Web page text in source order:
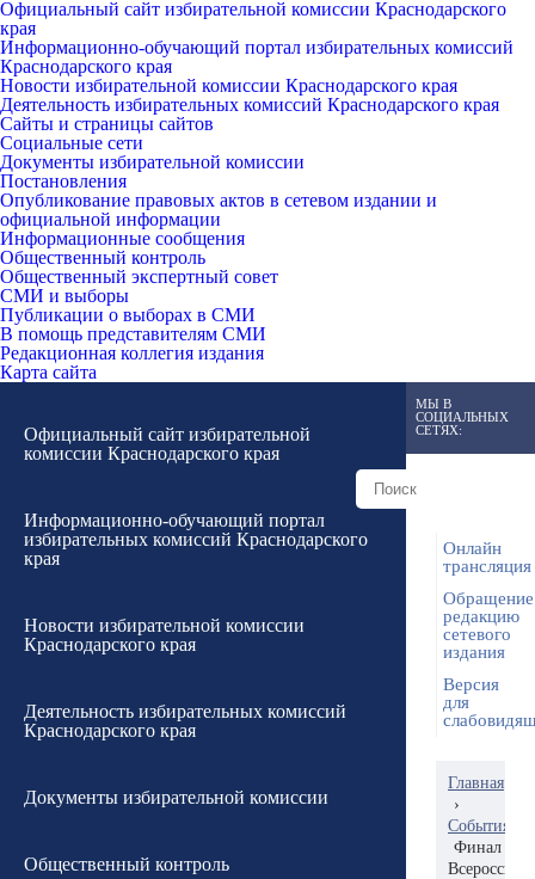
Официальный сайт избирательной комиссии Краснодарского
края
Информационно-обучающий портал избирательных комиссий
Краснодарского края
Новости избирательной комиссии Краснодарского края
Деятельность избирательных комиссий Краснодарского края
Сайты и страницы сайтов
Социальные сети
Документы избирательной комиссии
Постановления
Опубликование правовых актов в сетевом издании и
официальной информации
Информационные сообщения
Общественный контроль
Общественный экспертный совет
СМИ и выборы
Публикации о выборах в СМИ
В помощь представителям СМИ
Редакционная коллегия издания
Карта сайта
Официальный сайт избирательной
комиссии Краснодарского края
Информационно-обучающий портал
избирательных комиссий Краснодарского
края
Новости избирательной комиссии
Краснодарского края
Деятельность избирательных комиссий
Краснодарского края
Документы избирательной комиссии
Общественный контроль
МЫ В
СОЦИАЛЬНЫХ
СЕТЯХ:
Онлайн
трансляция
редакцию
сетевого
издания
Версия
для
Главная
›
События
Финал